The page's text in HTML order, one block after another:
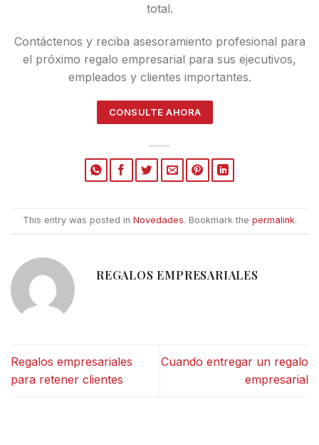
total.
Contáctenos y reciba asesoramiento profesional para
el próximo regalo empresarial para sus ejecutivos,
empleados y clientes importantes.
CONSULTE AHORA
This entry was posted in Novedades. Bookmark the permalink.
REGALOS EMPRESARIALES
Regalos empresariales
para retener clientes
Cuando entregar un regalo
empresarial